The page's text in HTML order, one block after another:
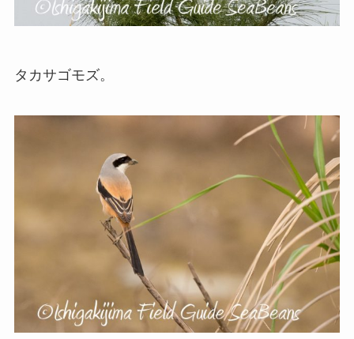
タカサゴモズ。